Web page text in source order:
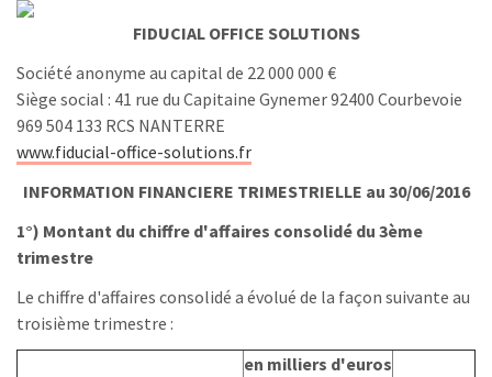
FIDUCIAL OFFICE SOLUTIONS
Société anonyme au capital de 22 000 000 €
Siège social : 41 rue du Capitaine Gynemer 92400 Courbevoie
969 504 133 RCS NANTERRE
www.fiducial-office-solutions.fr
INFORMATION FINANCIERE TRIMESTRIELLE au 30/06/2016
1°) Montant du chiffre d'affaires consolidé du 3ème
trimestre
Le chiffre d'affaires consolidé a évolué de la façon suivante au
troisième trimestre :
en milliers d'euros